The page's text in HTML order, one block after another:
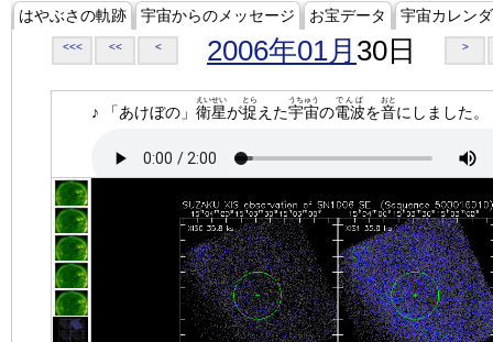
はやぶさの軌跡 宇宙からのメッセージ お宝データ 宇宙カレン
<<< << < 2006年01月 30日 >
♪ 「あけぼの」 衛星
えいせい
が捉
とら
えた宇宙
うちゅう
の電波
でんぱ
を音
おと
にしました。